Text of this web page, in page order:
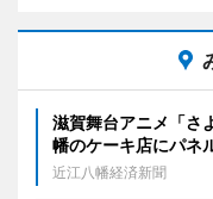
滋賀舞台アニメ「さ
幡のケーキ店にパネ
近江八幡経済新聞